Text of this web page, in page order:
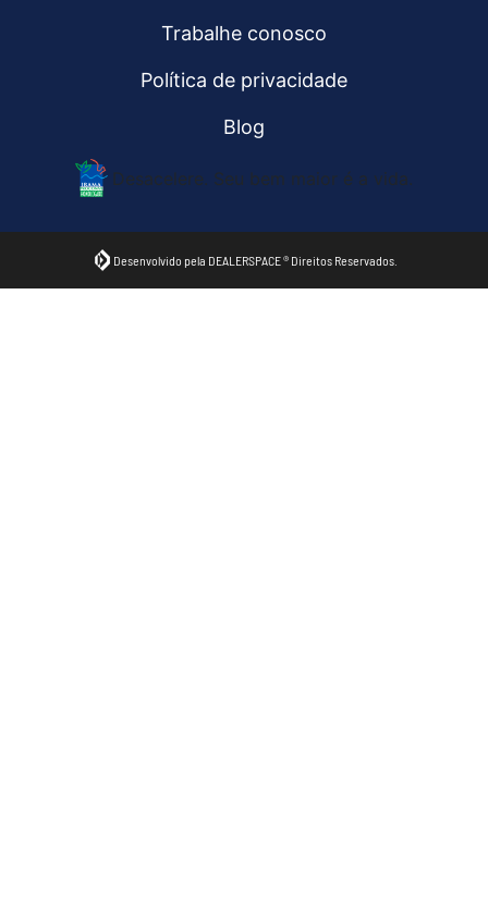
Trabalhe conosco
Política de privacidade
Blog
Desacelere. Seu bem maior é a vida.
Desenvolvido pela DEALERSPACE ® Direitos Reservados.